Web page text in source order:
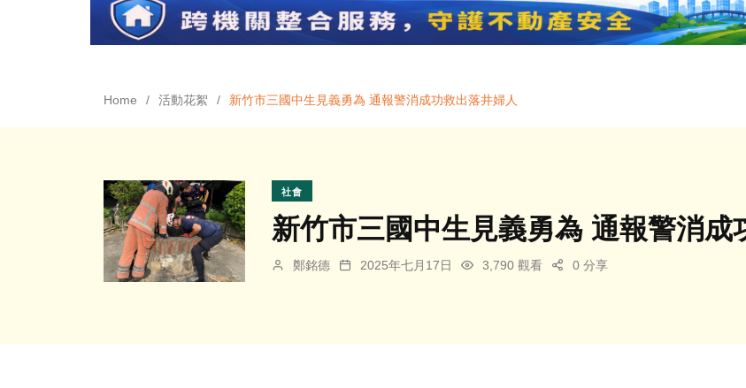
Home 活動花絮 新竹市三國中生見義勇為 通報警消成功救出落井婦人
社會
新竹市三國中生見義勇為 通報警消成
鄭銘德 2025年七月17日 3,790 觀看 0 分享